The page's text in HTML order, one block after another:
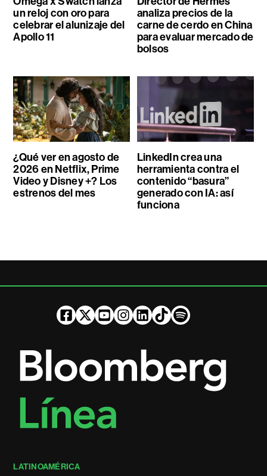
un reloj con oro para
celebrar el alunizaje del
Apollo 11
analiza precios de la
carne de cerdo en China
para evaluar mercado de
bolsos
¿Qué ver en agosto de
2026 en Netflix, Prime
Video y Disney +? Los
estrenos del mes
LinkedIn crea una
herramienta contra el
contenido “basura”
generado con IA: así
funciona
LATINOAMÉRICA